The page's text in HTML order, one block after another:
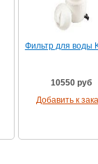
Фильтр для воды
10550 руб
Добавить к